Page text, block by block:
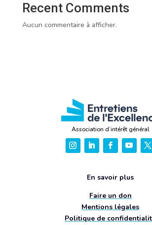
Recent Comments
Aucun commentaire à afficher.
Association d’intérêt général
En savoir plus
Faire un don
Mentions légales
Politique de